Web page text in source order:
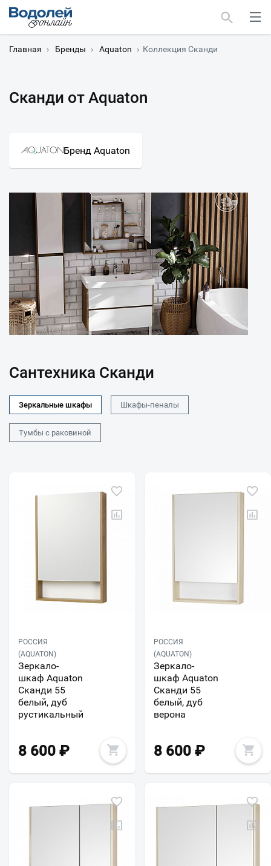
Главная › Бренды › Aquaton › Коллекция Сканди
Сканди от Aquaton
Бренд Aquaton
Сантехника Сканди
Зеркальные шкафы Шкафы-пеналы
Тумбы с раковиной
РОССИЯ
(AQUATON)
Зеркало-
шкаф Aquaton
Сканди 55
белый, дуб
рустикальный
8 600 ₽
РОССИЯ
(AQUATON)
Зеркало-
шкаф Aquaton
Сканди 55
белый, дуб
верона
8 600 ₽